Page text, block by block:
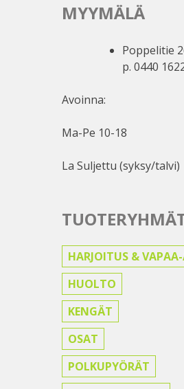
MYYMÄLÄ
Poppelitie
p. 0440
Avoinna:
Ma-Pe 10-18
La Suljettu (syksy/talvi)
HARJOITUS &
HUOLTO
KENGÄT
OSAT
POLKUPYÖRÄT